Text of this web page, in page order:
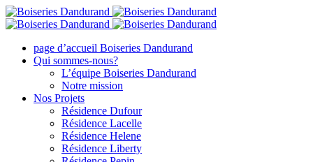
Toggle
SlidingBar
page d’accueil Boiseries Dandurand
Qui sommes-nous?
L’équipe Boiseries Dandurand
Notre mission
Nos Projets
Résidence Dufour
Résidence Lacelle
Résidence Helene
Résidence Liberty